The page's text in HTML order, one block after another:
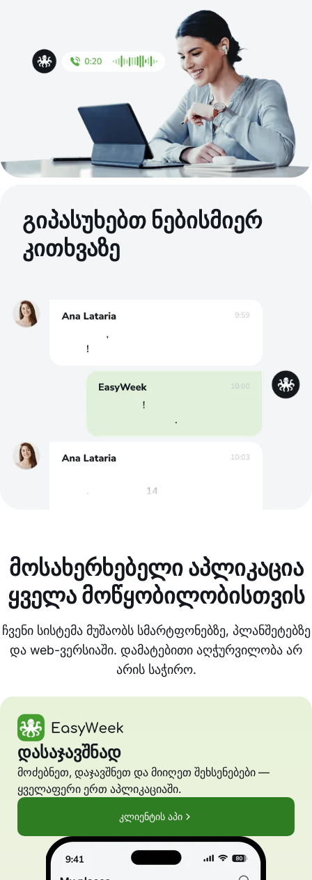
გიპასუხებთ ნებისმიერ
კითხვაზე
მოსახერხებელი აპლიკაცია
ყველა მოწყობილობისთვის
ჩვენი სისტემა მუშაობს სმარტფონებზე, პლანშეტებზე
და web-ვერსიაში. დამატებითი აღჭურვილობა არ
არის საჭირო.
დასაჯავშნად
მოძებნეთ, დაჯავშნეთ და მიიღეთ შეხსენებები —
ყველაფერი ერთ აპლიკაციაში.
კლიენტის აპი